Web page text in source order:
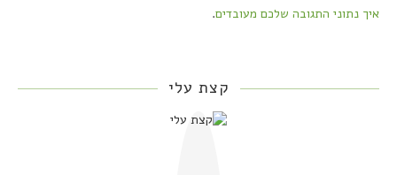
איך נתוני התגובה שלכם מעובדים.
קצת עלי